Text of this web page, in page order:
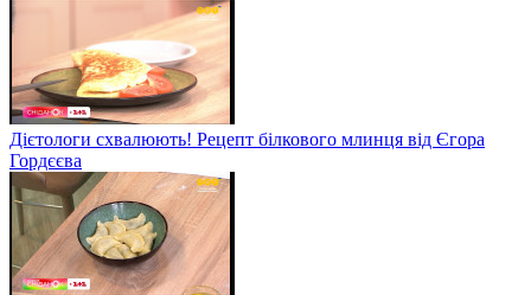
Дієтологи схвалюють! Рецепт білкового млинця від Єгора
Гордєєва